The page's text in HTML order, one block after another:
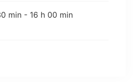
min - 16 h 00 min